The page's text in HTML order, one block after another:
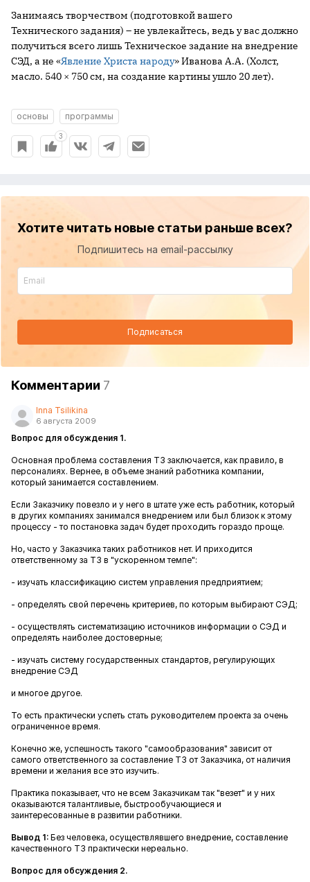
Занимаясь творчеством (подготовкой вашего
Технического задания) – не увлекайтесь, ведь у вас должно
получиться всего лишь Техническое задание на внедрение
СЭД, а не «Явление Христа народу» Иванова А.А. (Холст,
масло. 540 × 750 см, на создание картины ушло 20 лет).
основы программы
3
Хотите читать новые статьи раньше всех?
Подпишитесь на email-рассылку
Подписаться
Комментарии 7
Inna Tsilikina
6 августа 2009
Вопрос для обсуждения 1.
Основная проблема составления ТЗ заключается, как правило, в
персоналиях. Вернее, в объеме знаний работника компании,
который занимается составлением.
Если Заказчику повезло и у него в штате уже есть работник, который
в других компаниях занимался внедрением или был близок к этому
процессу - то постановка задач будет проходить гораздо проще.
Но, часто у Заказчика таких работников нет. И приходится
ответственному за ТЗ в "ускоренном темпе":
- изучать классификацию систем управления предприятием;
- определять свой перечень критериев, по которым выбирают СЭД;
- осуществлять систематизацию источников информации о СЭД и
определять наиболее достоверные;
- изучать систему государственных стандартов, регулирующих
внедрение СЭД
и многое другое.
То есть практически успеть стать руководителем проекта за очень
ограниченное время.
Конечно же, успешность такого "самообразования" зависит от
самого ответственного за составление ТЗ от Заказчика, от наличия
времени и желания все это изучить.
Практика показывает, что не всем Заказчикам так "везет" и у них
оказываются талантливые, быстрообучающиеся и
заинтересованные в развитии работники.
Вывод 1: Без человека, осуществлявшего внедрение, составление
качественного ТЗ практически нереально.
Вопрос для обсуждения 2.